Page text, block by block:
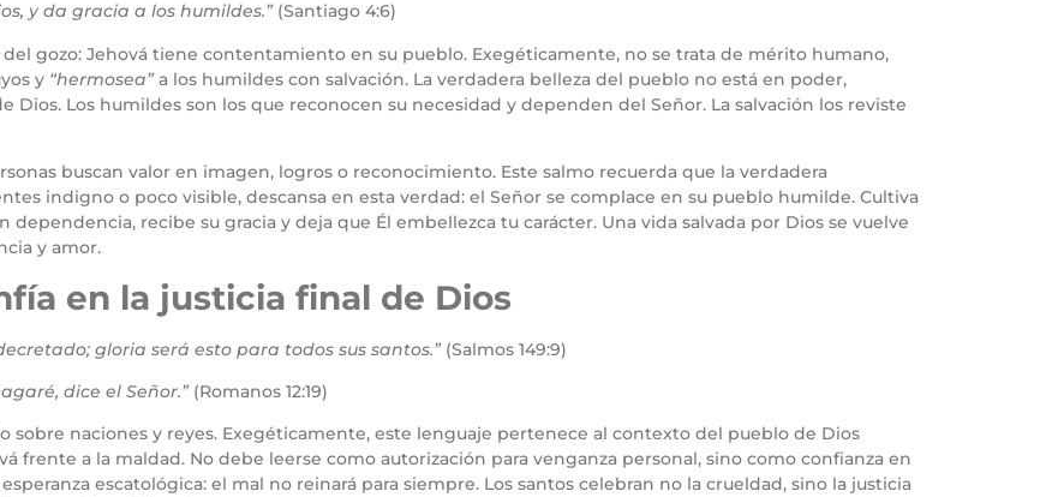
y da gracia a los humildes.”(Santiago 4:6)
gozo: Jehová tiene contentamiento en su pueblo. Exegéticamente, no se trata de mérito humano,
y “hermosea”a los humildes con salvación. La verdadera belleza del pueblo no está en poder,
Dios. Los humildes son los que reconocen su necesidad y dependen del Señor. La salvación los reviste
buscan valor en imagen, logros o reconocimiento. Este salmo recuerda que la verdadera
indigno o poco visible, descansa en esta verdad: el Señor se complace en su pueblo humilde. Cultiva
recibe su gracia y deja que Él embellezca tu carácter. Una vida salvada por Dios se vuelve
y amor.
en la justicia final de Dios
gloria será esto para todos sus santos.”(Salmos 149:9)
dice el Señor.” (Romanos 12:19)
sobre naciones y reyes. Exegéticamente, este lenguaje pertenece al contexto del pueblo de Dios
frente a la maldad. No debe leerse como autorización para venganza personal, sino como confianza en
escatológica: el mal no reinará para siempre. Los santos celebran no la crueldad, sino la justicia